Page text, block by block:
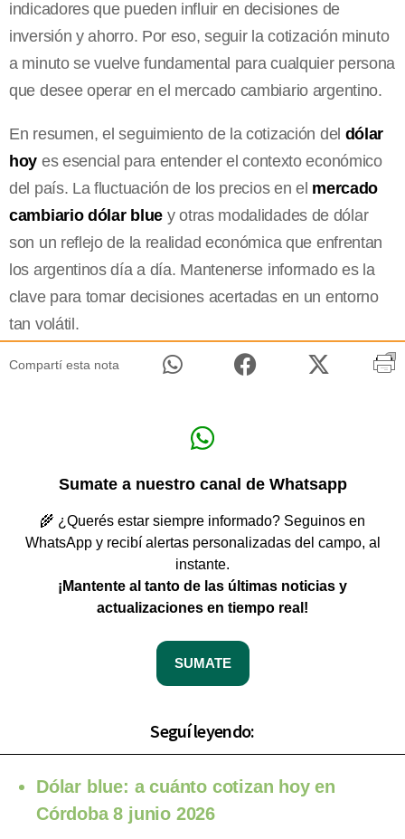
indicadores que pueden influir en decisiones de
inversión y ahorro. Por eso, seguir la cotización minuto
a minuto se vuelve fundamental para cualquier persona
que desee operar en el mercado cambiario argentino.
En resumen, el seguimiento de la cotización del dólar
hoy es esencial para entender el contexto económico
del país. La fluctuación de los precios en el mercado
cambiario dólar blue y otras modalidades de dólar
son un reflejo de la realidad económica que enfrentan
los argentinos día a día. Mantenerse informado es la
clave para tomar decisiones acertadas en un entorno
tan volátil.
Compartí esta nota
Sumate a nuestro canal de Whatsapp
🌾 ¿Querés estar siempre informado? Seguinos en
WhatsApp y recibí alertas personalizadas del campo, al
instante.
¡Mantente al tanto de las últimas noticias y
actualizaciones en tiempo real!
SUMATE
Seguí leyendo:
Dólar blue: a cuánto cotizan hoy en
Córdoba 8 junio 2026